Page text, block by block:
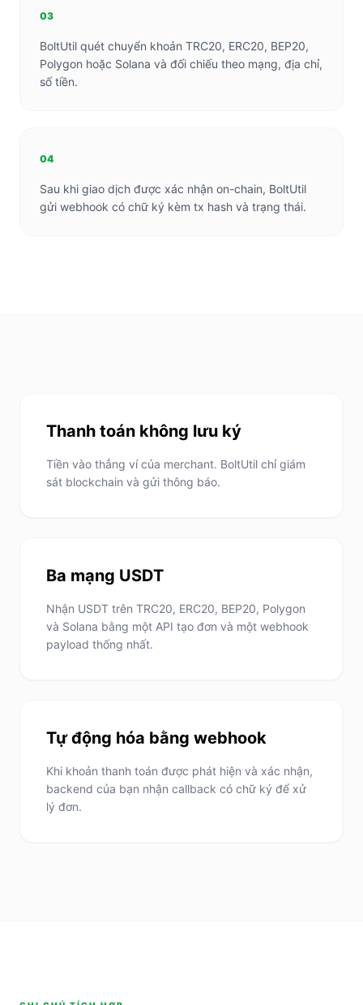
03
BoltUtil quét chuyển khoản TRC20, ERC20, BEP20,
Polygon hoặc Solana và đối chiếu theo mạng, địa chỉ,
số tiền.
04
Sau khi giao dịch được xác nhận on-chain, BoltUtil
gửi webhook có chữ ký kèm tx hash và trạng thái.
Thanh toán không lưu ký
Tiền vào thẳng ví của merchant. BoltUtil chỉ giám
sát blockchain và gửi thông báo.
Ba mạng USDT
Nhận USDT trên TRC20, ERC20, BEP20, Polygon
và Solana bằng một API tạo đơn và một webhook
payload thống nhất.
Tự động hóa bằng webhook
Khi khoản thanh toán được phát hiện và xác nhận,
backend của bạn nhận callback có chữ ký để xử
lý đơn.